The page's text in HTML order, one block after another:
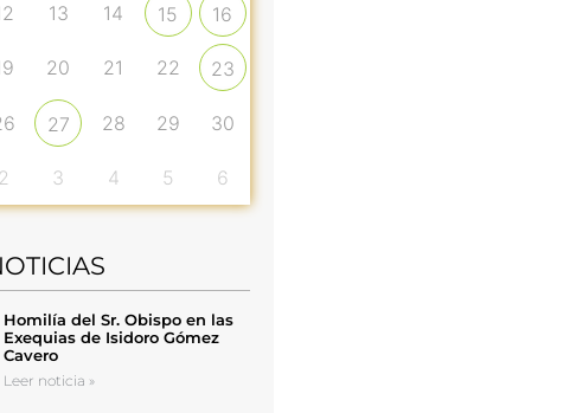
13 14 15 16
20 21 22 23
27 28 29 30
2 3 4 5 6
Homilía del Sr. Obispo en las
Exequias de Isidoro Gómez
Cavero
Leer noticia »